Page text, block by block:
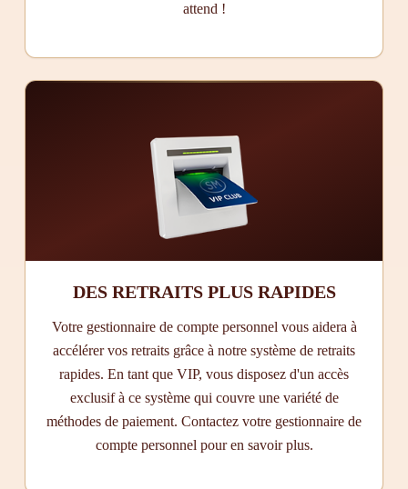
attend !
DES RETRAITS PLUS RAPIDES
Votre gestionnaire de compte personnel vous aidera à
accélérer vos retraits grâce à notre système de retraits
rapides. En tant que VIP, vous disposez d'un accès
exclusif à ce système qui couvre une variété de
méthodes de paiement. Contactez votre gestionnaire de
compte personnel pour en savoir plus.